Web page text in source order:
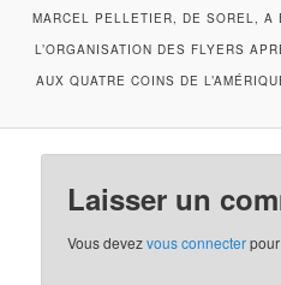
MARCEL PELLETIER, DE SOREL, A
L’ORGANISATION DES FLYERS
AUX QUATRE COINS DE
Laisser un
Vous devezvous connecter